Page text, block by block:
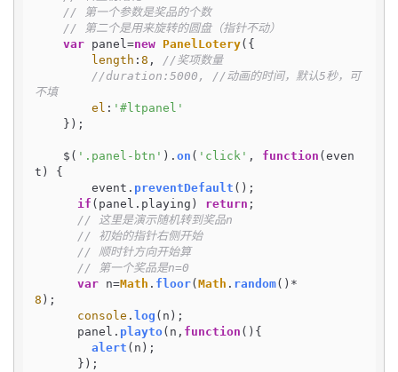
// 第一个参数是奖品的个数
// 第二个是用来旋转的圆盘（指针不动）
var panel=new PanelLotery({
length : 8 , //奖项数量
//duration:5000, //动画的时间，默认5秒，可
不填
el : '#ltpanel'
});
$( '.panel-btn' ). on ( 'click' , function ( even
t ) {
event. preventDefault ();
if (panel. playing ) return ;
// 这里是演示随机转到奖品n
// 初始的指针右侧开始
// 顺时针方向开始算
// 第一个奖品是n=0
var n=Math . floor( Math . random()*
8 );
console . log (n);
panel. playto(n, function ( ){
alert (n);
});